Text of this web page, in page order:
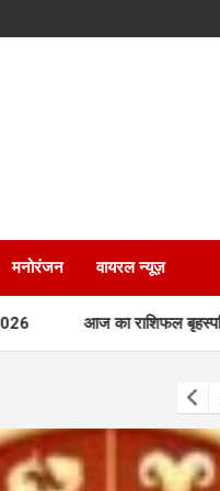
मनोरंजन वायरल न्यूज़
राशिफल बृहस्पतिवार 06 अगस्त